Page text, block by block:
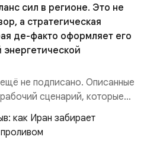
сил в регионе. Это не
а стратегическая
де-факто оформляет его
не подписано. Описанные
сценарий, которые
ключевые
соглашения:. 1. Новые
Ранее Иран и Оман